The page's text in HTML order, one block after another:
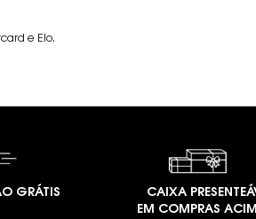
e Elo.
GRÁTIS
CAIXA
EM COMPRAS